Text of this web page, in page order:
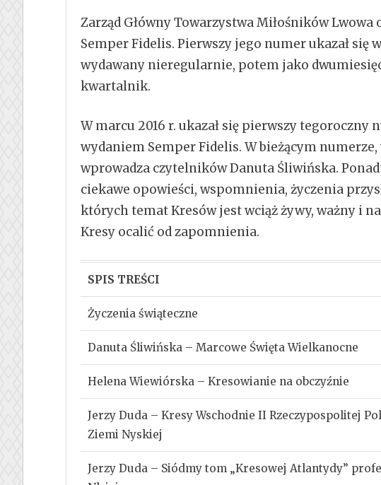
Zarząd Główny Towarzystwa Miłośników
Semper Fidelis. Pierwszy jego numer ukazał się
wydawany nieregularnie, potem jako
kwartalnik.
W marcu 2016 r. ukazał się pierwszy tegoroczny
wydaniem Semper Fidelis. W bieżącym
wprowadza czytelników Danuta Śliwińska.
ciekawe opowieści, wspomnienia, życzenia
których temat Kresów jest wciąż żywy, ważny i
Kresy ocalić od zapomnienia.
SPIS TREŚCI
Życzenia świąteczne
Danuta Śliwińska – Marcowe Święta Wielkanocne
Helena Wiewiórska – Kresowianie na obczyźnie
Jerzy Duda – Kresy Wschodnie II Rzeczypospolitej
Ziemi Nyskiej
Jerzy Duda – Siódmy tom „Kresowej Atlantydy”